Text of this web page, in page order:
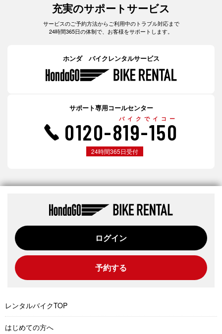
充実のサポートサービス
サービスのご予約方法からご利用中のトラブル対応まで
24時間365日の体制で、お客様をサポートします。
ホンダ バイクレンタルサービス
サポート専用コールセンター
バイクでイコー
0120-819-150
24時間365日受付
ログイン
予約する
レンタルバイクTOP
はじめての方へ